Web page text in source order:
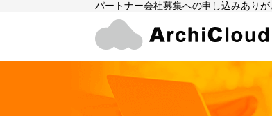
パートナー会社募集への申し込みあり